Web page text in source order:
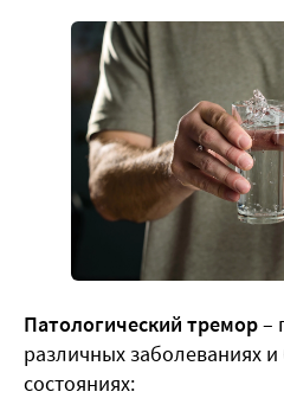
Патологический тремор–
различных заболеваниях
состояниях: